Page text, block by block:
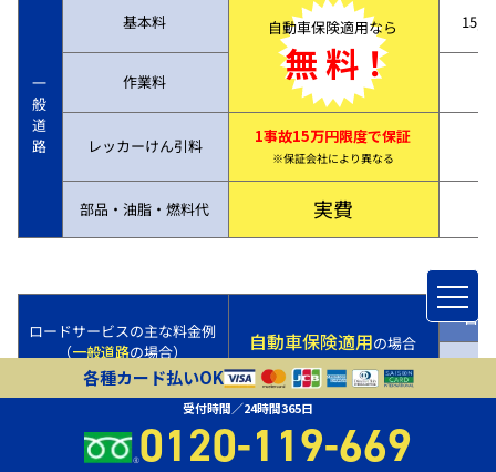
一
般
道
路
基本料 自動車保険適用なら
無 料！
作業料
レッカーけん引料 1事故15万円限度で保証
※保証会社により異なる
部品・油脂・燃料代 実費
ロードサービスの主な料金例
（一般道路の場合） 自動車保険適用の場合
自
8時
（ケーブルを繋いで
エンジンを始動する場合）
各種カード払いOK
受付時間／24時間365日
0120-119-669